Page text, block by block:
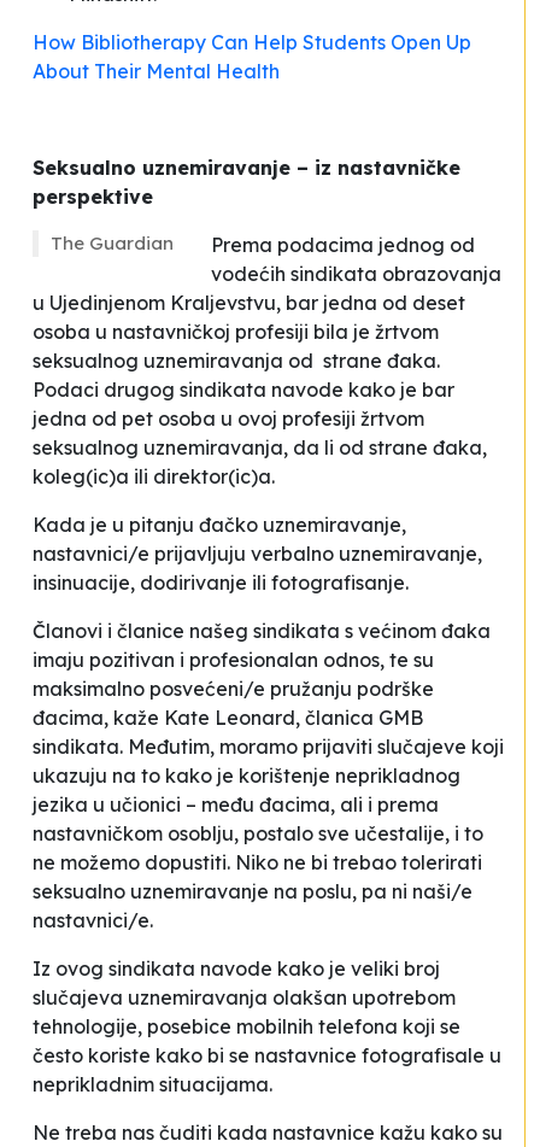
How Bibliotherapy Can Help Students Open Up
About Their Mental Health
Seksualno uznemiravanje – iz nastavničke
perspektive
The Guardian
Prema podacima jednog od
vodećih sindikata obrazovanja
u Ujedinjenom Kraljevstvu, bar jedna od deset
osoba u nastavničkoj profesiji bila je žrtvom
seksualnog uznemiravanja od strane đaka.
Podaci drugog sindikata navode kako je bar
jedna od pet osoba u ovoj profesiji žrtvom
seksualnog uznemiravanja, da li od strane đaka,
koleg(ic)a ili direktor(ic)a.
Kada je u pitanju đačko uznemiravanje,
nastavnici/e prijavljuju verbalno uznemiravanje,
insinuacije, dodirivanje ili fotografisanje.
Članovi i članice našeg sindikata s većinom đaka
imaju pozitivan i profesionalan odnos, te su
maksimalno posvećeni/e pružanju podrške
đacima, kaže Kate Leonard, članica GMB
sindikata. Međutim, moramo prijaviti slučajeve koji
ukazuju na to kako je korištenje neprikladnog
jezika u učionici – među đacima, ali i prema
nastavničkom osoblju, postalo sve učestalije, i to
ne možemo dopustiti. Niko ne bi trebao tolerirati
seksualno uznemiravanje na poslu, pa ni naši/e
nastavnici/e.
Iz ovog sindikata navode kako je veliki broj
slučajeva uznemiravanja olakšan upotrebom
tehnologije, posebice mobilnih telefona koji se
često koriste kako bi se nastavnice fotografisale u
neprikladnim situacijama.
Ne treba nas čuditi kada nastavnice kažu kako su